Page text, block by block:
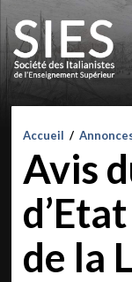
Accueil /
Avis
de la